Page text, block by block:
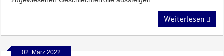
Weiterlesen
02. März 2022